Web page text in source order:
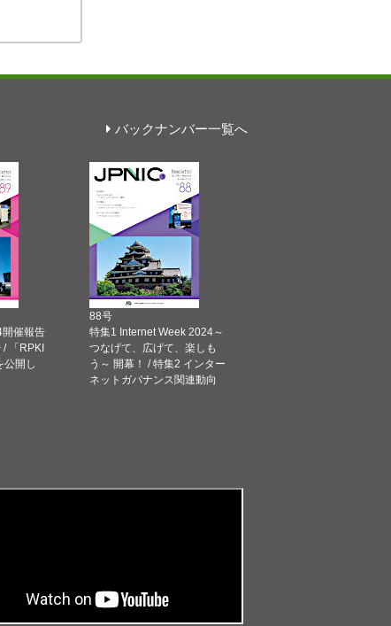
バックナンバー一覧へ
開催報告
「RPKI
公開し
88号
特集1 Internet Week 2024～
つなげて、広げて、楽しも
う～ 開幕！ / 特集2 インター
ネットガバナンス関連動向